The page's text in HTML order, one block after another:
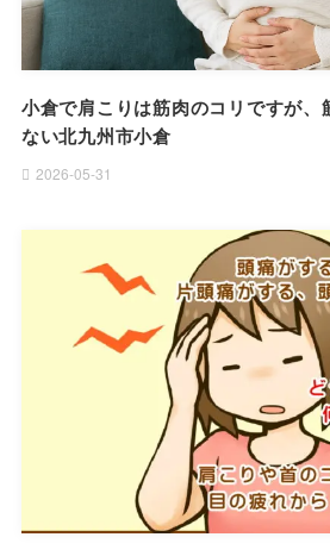
小倉で肩こりは筋肉のコリですが
ない北九州市小倉
2026-05-31